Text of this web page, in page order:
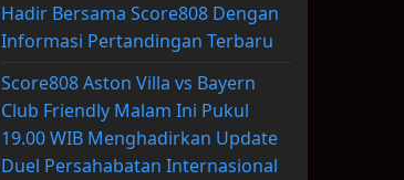
Hadir Bersama Score808 Dengan
Informasi Pertandingan Terbaru
Score808 Aston Villa vs Bayern
Club Friendly Malam Ini Pukul
19.00 WIB Menghadirkan Update
Duel Persahabatan Internasional